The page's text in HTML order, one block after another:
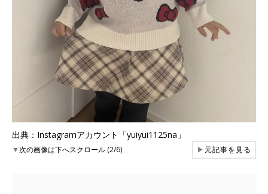
出典：Instagramアカウント「yuiyui1125na」
▼次の画像は下へスクロール (2/6) ▶元記事を見る